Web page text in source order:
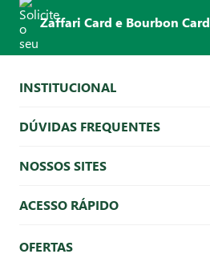
Zaffari Card e Bourbon Card
INSTITUCIONAL
DÚVIDAS FREQUENTES
NOSSOS SITES
ACESSO RÁPIDO
OFERTAS